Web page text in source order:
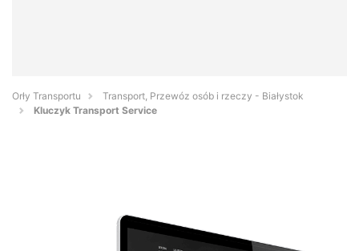
Orły Transportu
Transport, Przewóz osób i rzeczy - Białystok
Kluczyk Transport Service